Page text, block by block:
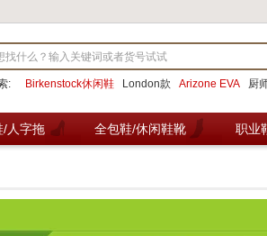
: Birkenstock休闲鞋 London款 Arizone EVA 厨
/人字拖 全包鞋/休闲鞋靴 职业